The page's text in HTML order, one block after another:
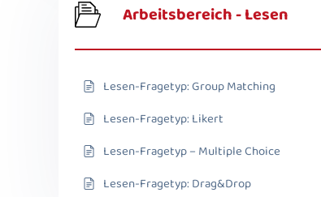
Arbeitsbereich - Lesen
Lesen-Fragetyp: Group Matching
Lesen-Fragetyp: Likert
Lesen-Fragetyp – Multiple Choice
Lesen-Fragetyp: Drag&Drop